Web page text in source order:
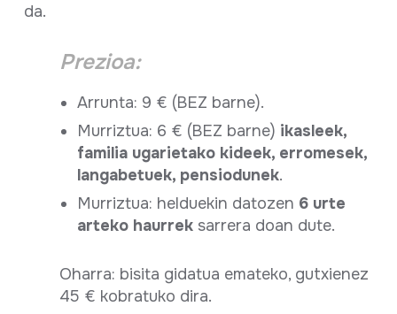
da.
Prezioa:
Arrunta: 9 € (BEZ barne).
Murriztua: 6 € (BEZ barne) ikasleek,
familia ugarietako kideek, erromesek,
langabetuek, pensiodunek.
Murriztua: helduekin datozen 6 urte
arteko haurreksarrera doan dute.
Oharra: bisita gidatua emateko, gutxienez
45 € kobratuko dira.